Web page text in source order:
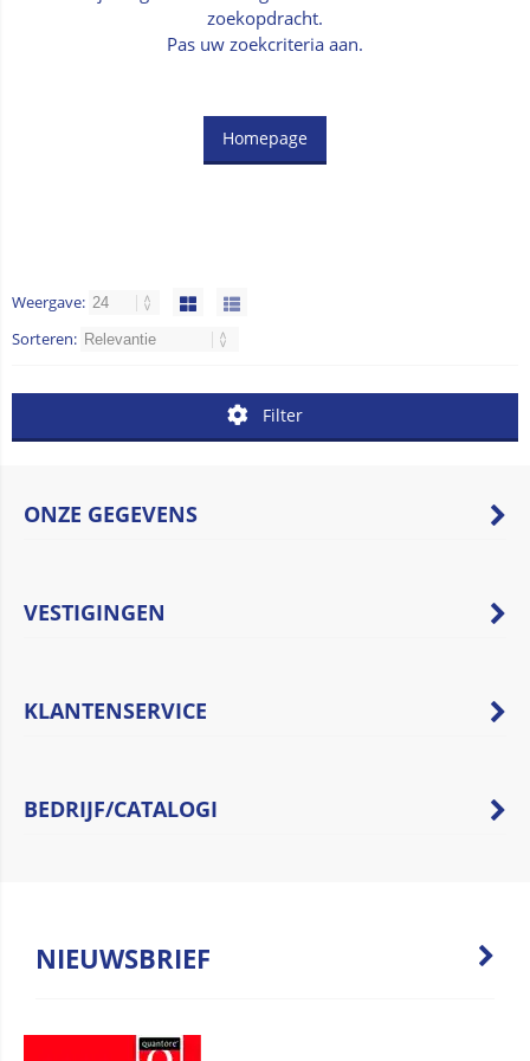
zoekopdracht.
Pas uw zoekcriteria aan.
Homepage
Weergave:
Sorteren:
Filter
ONZE GEGEVENS
VESTIGINGEN
KLANTENSERVICE
BEDRIJF/CATALOGI
NIEUWSBRIEF